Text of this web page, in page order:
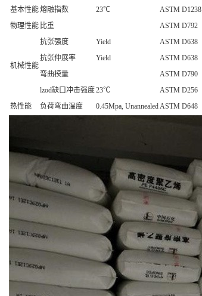
基本性能熔融指数 23℃ ASTM D1238
物理性能 比重 ASTM D792
机械性能
抗张强度 Yield ASTM D638
抗张伸展率
Yield ASTM D638
弯曲模量
ASTM D790
lzod缺口冲击强度23℃ ASTM D256
热性能
负荷弯曲温度 0.45Mpa, UnannealedASTM D648